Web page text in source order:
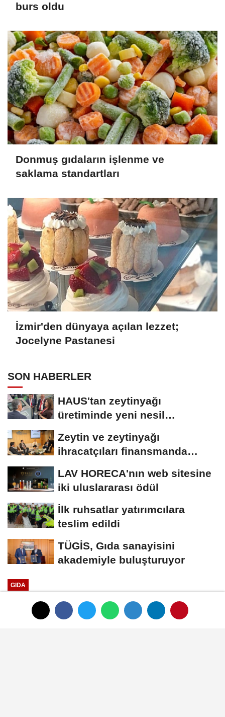
burs oldu
Donmuş gıdaların işlenme ve
saklama standartları
İzmir'den dünyaya açılan lezzet;
Jocelyne Pastanesi
SON HABERLER
HAUS'tan zeytinyağı
üretiminde yeni nesil
Zeytin ve zeytinyağı
ihracatçıları finansmanda
LAV HORECA'nın web sitesine
iki uluslararası ödül
İlk ruhsatlar yatırımcılara
teslim edildi
TÜGİS, Gıda sanayisini
akademiyle buluşturuyor
GIDA
Yayınlanma: 01 Ocak 1970 - 00:33